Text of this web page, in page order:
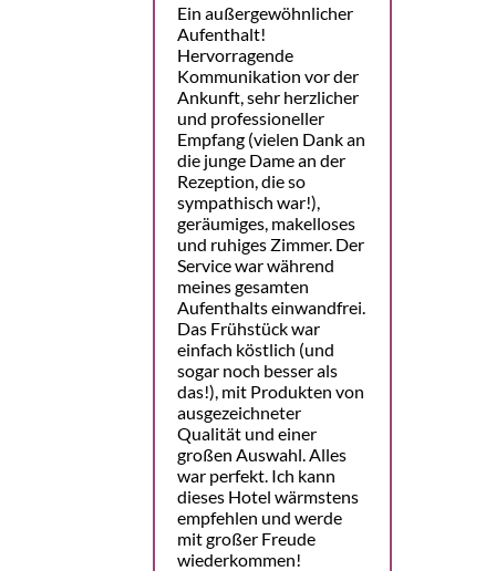
Ein außergewöhnlicher
Aufenthalt!
Hervorragende
Kommunikation vor der
Ankunft, sehr herzlicher
und professioneller
Empfang (vielen Dank an
die junge Dame an der
Rezeption, die so
sympathisch war!),
geräumiges, makelloses
und ruhiges Zimmer. Der
Service war während
meines gesamten
Aufenthalts einwandfrei.
Das Frühstück war
einfach köstlich (und
sogar noch besser als
das!), mit Produkten von
ausgezeichneter
Qualität und einer
großen Auswahl. Alles
war perfekt. Ich kann
dieses Hotel wärmstens
empfehlen und werde
mit großer Freude
wiederkommen!